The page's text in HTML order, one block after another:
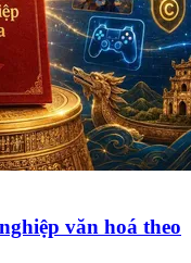
văn hoá theo